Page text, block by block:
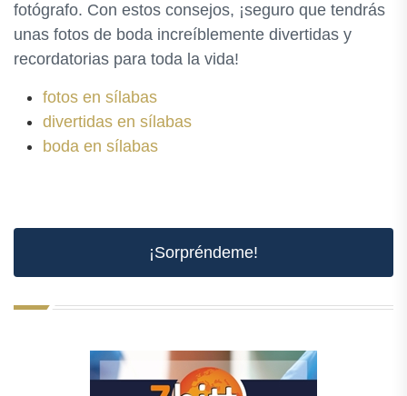
fotógrafo. Con estos consejos, ¡seguro que tendrás
unas fotos de boda increíblemente divertidas y
recordatorias para toda la vida!
fotos en sílabas
divertidas en sílabas
boda en sílabas
¡Sorpréndeme!